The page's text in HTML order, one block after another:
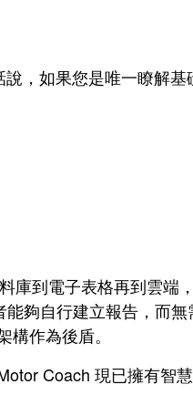
，如果您是唯一瞭解
庫到電子表格再到雲端
夠自行建立報告，而
作為後盾。
Coach 現已擁有智